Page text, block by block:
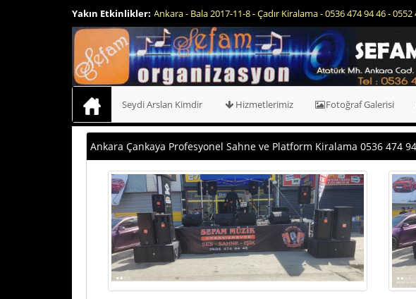
Yakın Etkinlikler: Ankara - Bala 2017-10-20 - Ses sistem kiralama dj hizmeti - 0536
Seydi Arslan Kimdir Hizmetlerimiz Fotoğraf Galerisi
Ankara Çankaya Profesyonel Sahne ve Platform Kiralama 0536 474